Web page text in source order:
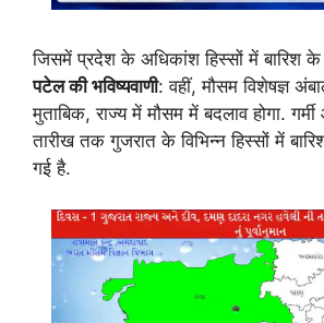
जिसमें प्रदेश के अधिकांश हिस्सों में बारिश
पटेल की भविष्यवाणी: वहीं, मौसम विशेषज्ञ
मुताबिक, राज्य में मौसम में बदलाव होगा.
तारीख तक गुजरात के विभिन्न हिस्सों में
गई है.